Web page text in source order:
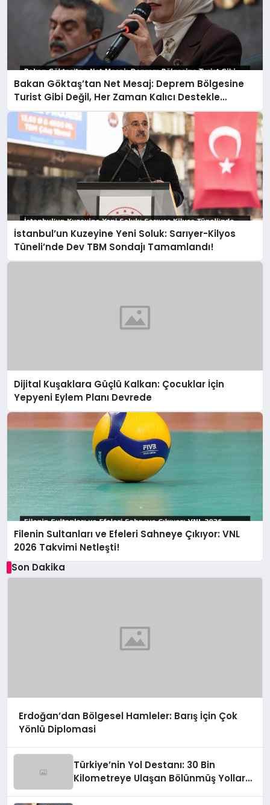
Bakan Göktaş’tan Net Mesaj: Deprem Bölgesine
Turist Gibi Değil, Her Zaman Kalıcı Destekle
Gidiyoruz!
İstanbul’un Kuzeyine Yeni Soluk: Sarıyer-Kilyos
Tüneli’nde Dev TBM Sondajı Tamamlandı!
Dijital Kuşaklara Güçlü Kalkan: Çocuklar İçin
Yepyeni Eylem Planı Devrede
Filenin Sultanları ve Efeleri Sahneye Çıkıyor: VNL
2026 Takvimi Netleşti!
Son Dakika
Erdoğan’dan Bölgesel Hamleler: Barış İçin Çok
Yönlü Diplomasi
Türkiye’nin Yol Destanı: 30 Bin
Kilometreye Ulaşan Bölünmüş Yollar